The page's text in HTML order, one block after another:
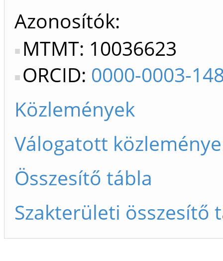
Azonosítók
MTMT: 10036623
ORCID: 0000-0003-
Közlemények
Válogatott
Összesítő tábla
Szakterületi összesítő